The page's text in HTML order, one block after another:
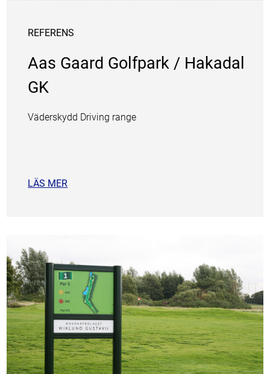
REFERENS
Aas Gaard Golfpark / Hakadal
GK
Väderskydd Driving range
LÄS MER